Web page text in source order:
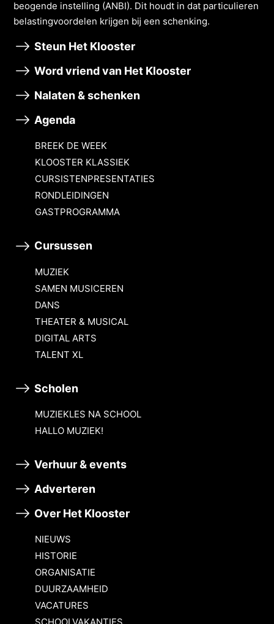
beogende instelling (ANBI). Dit houdt in dat particulieren
belastingvoordelen krĳgen bĳ een schenking.
Steun Het Klooster
Word vriend van Het Klooster
Nalaten & schenken
Agenda
BREEK DE WEEK
KLOOSTER KLASSIEK
CURSISTENPRESENTATIES
RONDLEIDINGEN
GASTPROGRAMMA
Cursussen
MUZIEK
SAMEN MUSICEREN
DANS
THEATER & MUSICAL
DIGITAL ARTS
TALENT XL
Scholen
MUZIEKLES NA SCHOOL
HALLO MUZIEK!
Verhuur & events
Adverteren
Over Het Klooster
NIEUWS
HISTORIE
ORGANISATIE
DUURZAAMHEID
VACATURES